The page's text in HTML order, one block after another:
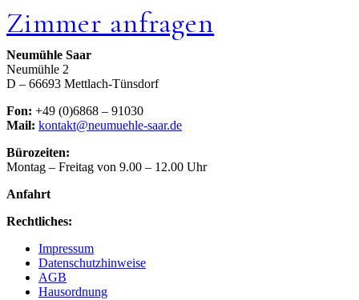
Zimmer anfragen
Neumühle Saar
Neumühle 2
D – 66693 Mettlach-Tünsdorf
Fon: +49 (0)6868 – 91030
Mail: kontakt@neumuehle-saar.de
Bürozeiten:
Montag – Freitag von 9.00 – 12.00 Uhr
Anfahrt
Rechtliches:
Impressum
Datenschutzhinweise
AGB
Hausordnung